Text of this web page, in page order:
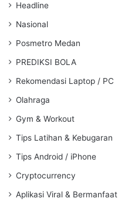
Headline
Nasional
Posmetro Medan
PREDIKSI BOLA
Rekomendasi Laptop / PC
Olahraga
Gym & Workout
Tips Latihan & Kebugaran
Tips Android / iPhone
Cryptocurrency
Aplikasi Viral & Bermanfaat